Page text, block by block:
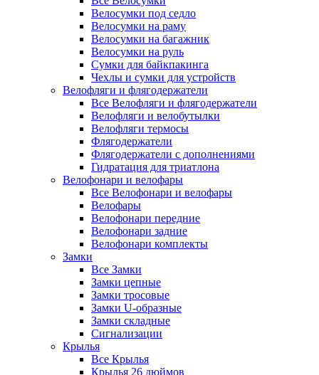
Велосумки под седло
Велосумки на раму
Велосумки на багажник
Велосумки на руль
Сумки для байкпакинга
Чехлы и сумки для устройств
Велофляги и флягодержатели
Все Велофляги и флягодержатели
Велофляги и велобутылки
Велофляги термосы
Флягодержатели
Флягодержатели с дополнениями
Гидратация для триатлона
Велофонари и велофары
Все Велофонари и велофары
Велофары
Велофонари передние
Велофонари задние
Велофонари комплекты
Замки
Все Замки
Замки цепные
Замки тросовые
Замки U-образные
Замки складные
Сигнализации
Крылья
Все Крылья
Крылья 26 дюймов